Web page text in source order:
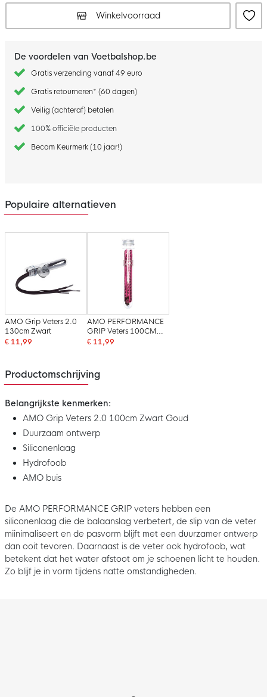
Winkelvoorraad
De voordelen van Voetbalshop.be
Gratis verzending vanaf 49 euro
Gratis retourneren* (60 dagen)
Veilig (achteraf) betalen
100% officiële producten
Becom Keurmerk (10 jaar!)
Populaire alternatieven
AMO Grip Veters 2.0
130cm Zwart
€ 11,99
AMO PERFORMANCE
GRIP Veters 100CM
Felroze Zwart
€ 11,99
Productomschrijving
Belangrijkste kenmerken:
AMO Grip Veters 2.0 100cm Zwart Goud
Duurzaam ontwerp
Siliconenlaag
Hydrofoob
AMO buis
De AMO PERFORMANCE GRIP veters hebben een
siliconenlaag die de balaanslag verbetert, de slip van de veter
miinimaliseert en de pasvorm blijft met een duurzamer ontwerp
dan ooit tevoren. Daarnaast is de veter ook hydrofoob, wat
betekent dat het water afstoot om je schoenen licht te houden.
Zo blijf je in vorm tijdens natte omstandigheden.